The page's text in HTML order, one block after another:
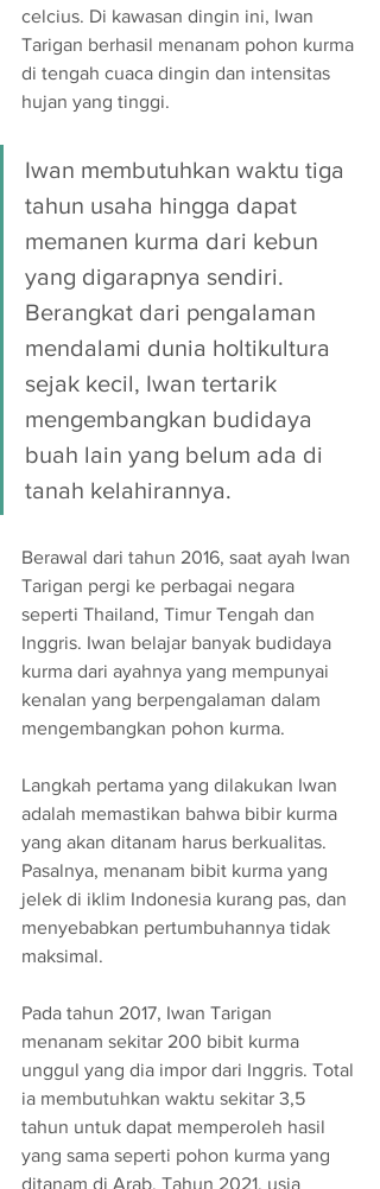
celcius. Di kawasan dingin ini, Iwan
Tarigan berhasil menanam pohon kurma
di tengah cuaca dingin dan intensitas
hujan yang tinggi.
Iwan membutuhkan waktu tiga
tahun usaha hingga dapat
memanen kurma dari kebun
yang digarapnya sendiri.
Berangkat dari pengalaman
mendalami dunia holtikultura
sejak kecil, Iwan tertarik
mengembangkan budidaya
buah lain yang belum ada di
tanah kelahirannya.
Berawal dari tahun 2016, saat ayah Iwan
Tarigan pergi ke perbagai negara
seperti Thailand, Timur Tengah dan
Inggris. Iwan belajar banyak budidaya
kurma dari ayahnya yang mempunyai
kenalan yang berpengalaman dalam
mengembangkan pohon kurma.
Langkah pertama yang dilakukan Iwan
adalah memastikan bahwa bibir kurma
yang akan ditanam harus berkualitas.
Pasalnya, menanam bibit kurma yang
jelek di iklim Indonesia kurang pas, dan
menyebabkan pertumbuhannya tidak
maksimal.
Pada tahun 2017, Iwan Tarigan
menanam sekitar 200 bibit kurma
unggul yang dia impor dari Inggris. Total
ia membutuhkan waktu sekitar 3,5
tahun untuk dapat memperoleh hasil
yang sama seperti pohon kurma yang
ditanam di Arab. Tahun 2021, usia